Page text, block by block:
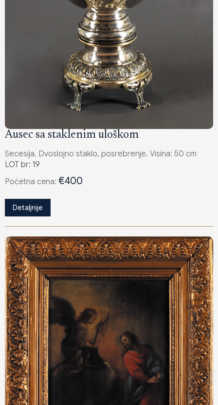
Ausec sa staklenim uloškom
Secesija. Dvoslojno staklo, posrebrenje. Visina: 50 cm
LOT br: 19
Poċetna cena: €400
Detaljnije